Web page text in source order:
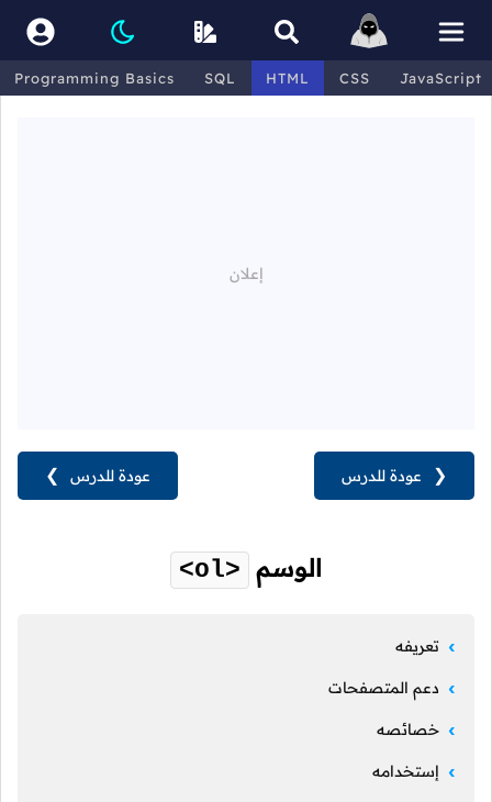
Programming Basics SQL HTML CSS JavaScript
عودة للدرس ❯ ❮ عودة للدرس
الوسم <ol>
تعريفه
دعم المتصفحات
خصائصه
إستخدامه